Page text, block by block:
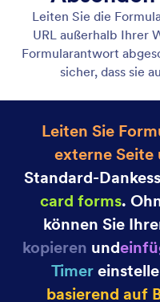
Jotform Funktionen
Drag-and-Drop
Erstellen Sie mit
Builder schnell